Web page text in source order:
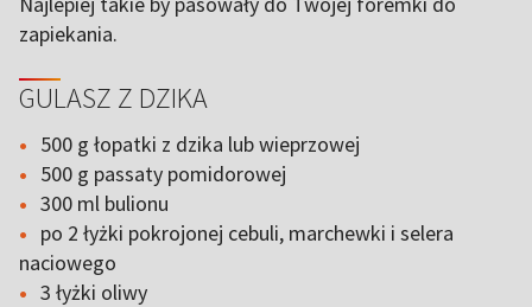
zapiekania.
GULASZ Z DZIKA
500 g łopatki z dzika lub wieprzowej
500 g passaty pomidorowej
300 ml bulionu
po 2 łyżki pokrojonej cebuli, marchewki i selera
naciowego
3 łyżki oliwy